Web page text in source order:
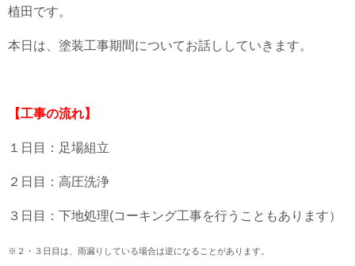
植田です。
本日は、塗装工事期間についてお話ししていきます。
【工事の流れ】
１日目：足場組立
２日目：高圧洗浄
３日目：下地処理(コーキング工事を行うこともあります）
※２・３日目は、雨漏りしている場合は逆になることがあります。